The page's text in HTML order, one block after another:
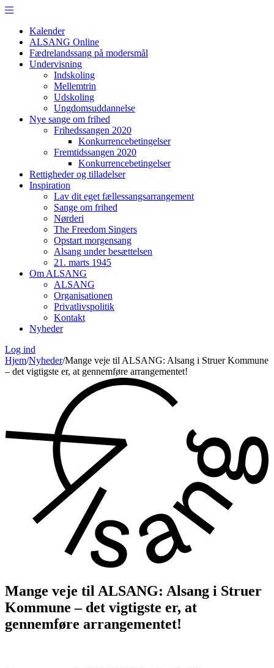
Kalender
ALSANG Online
Fædrelandssang på modersmål
Undervisning
Indskoling
Mellemtrin
Udskoling
Ungdomsuddannelse
Nye sange om frihed
Frihedssangen 2020
Konkurrencebetingelser
Fremtidssangen 2020
Konkurrencebetingelser
Rettigheder og tilladelser
Inspiration
Lav dit eget fællessangsarrangement
Sange om frihed
Nørderi
The Freedom Singers
Opstart morgensang
Alsang under besættelsen
21. marts 1945
Om ALSANG
ALSANG
Organisationen
Privatlivspolitik
Kontakt
Nyheder
Log ind
Hjem/Nyheder/Mange veje til ALSANG: Alsang i Struer Kommune
– det vigtigste er, at gennemføre arrangementet!
Mange veje til ALSANG: Alsang i Struer
Kommune – det vigtigste er, at
gennemføre arrangementet!